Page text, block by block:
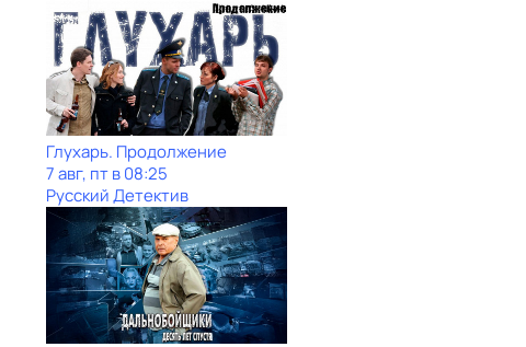
Глухарь. Продолжение
7 авг, пт в 08:25
Русский Детектив